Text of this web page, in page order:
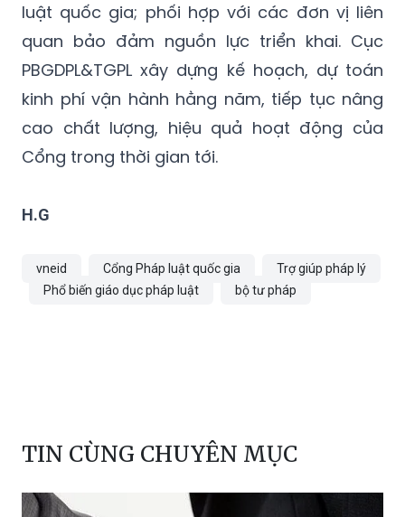
luật quốc gia; phối hợp với các đơn vị liên
quan bảo đảm nguồn lực triển khai. Cục
PBGDPL&TGPL xây dựng kế hoạch, dự toán
kinh phí vận hành hằng năm, tiếp tục nâng
cao chất lượng, hiệu quả hoạt động của
Cổng trong thời gian tới.
H.G
vneid Cổng Pháp luật quốc gia
Trợ giúp pháp lý
Phổ biến giáo dục pháp luật
bộ tư pháp
TIN CÙNG CHUYÊN MỤC